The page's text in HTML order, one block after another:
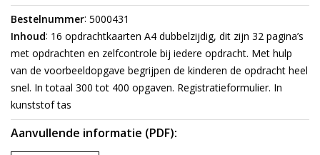
Bestelnummer: 5000431
Inhoud: 16 opdrachtkaarten A4 dubbelzijdig, dit zijn 32 pagina’s
met opdrachten en zelfcontrole bij iedere opdracht. Met hulp
van de voorbeeldopgave begrijpen de kinderen de opdracht heel
snel. In totaal 300 tot 400 opgaven. Registratieformulier. In
kunststof tas
Aanvullende informatie (PDF):